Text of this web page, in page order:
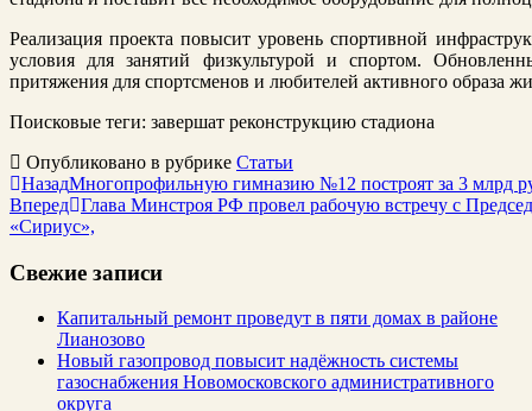
Реализация проекта повысит уровень спортивной
условия для занятий физкультурой и спортом.
притяжения для спортсменов и любителей активного образа
Поисковые теги: завершат реконструкцию стадиона
Опубликовано в рубрике Статьи
НазадМногопрофильную гимназию №12 построят за 3 млрд
Вперед Глава Минстроя РФ провел рабочую встречу c
«Сириус»,
Свежие записи
Капитальный ремонт проведут в пяти домах в районе
Лианозово
Новый газопровод повысит надёжность системы
газоснабжения Новомосковского административного
округа